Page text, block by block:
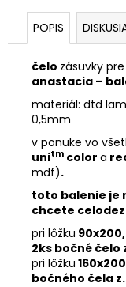
POPIS
čelo zásuvky
anastacia –
materiál: dtd
0,5mm
v ponuke vo
unitm color a
mdf).
toto balenie je
chcete
pri lôžku
2ks bočné čelo
pri lôžku
bočného čela z.